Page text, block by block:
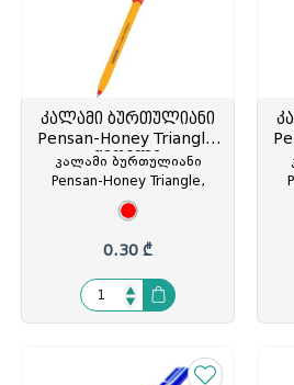
კალამი ბურთულიანი
Pensan-Honey Triangle,
წითელი
კალამი ბურთულიანი
Pensan-Honey Triangle,
წვერი: 1.0მმ, წითელი,
თავსახურით, TR 23, PS-
2023/10, PS-202788
0.30 ₾